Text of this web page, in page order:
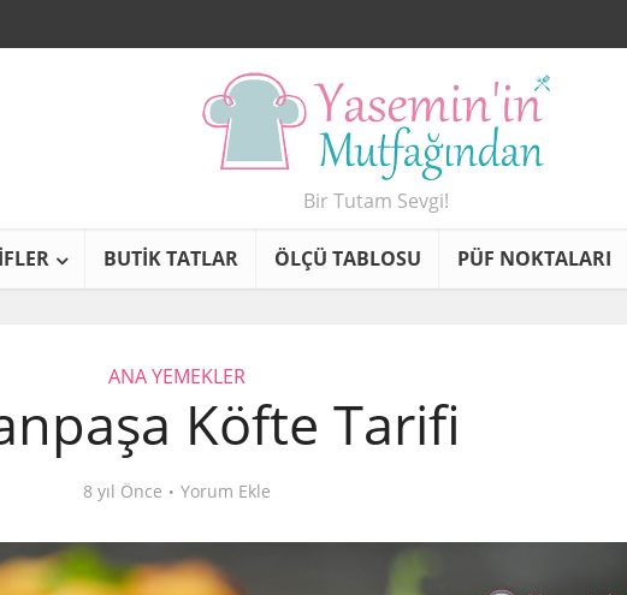
Bir Tutam Sevgi!
BUTİK TATLAR ÖLÇÜ TABLOSU PÜF NOKTALARI
ANA YEMEKLER
Köfte Tarifi
8 yıl Önce Yorum Ekle